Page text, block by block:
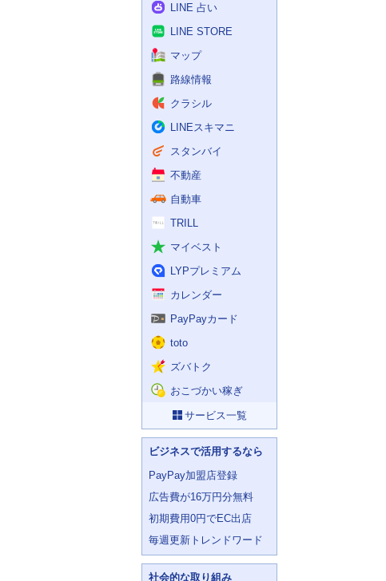
LINE 占い
LINE STORE
マップ
路線情報
クラシル
LINEスキマニ
スタンバイ
不動産
自動車
TRILL
マイベスト
LYPプレミアム
カレンダー
PayPayカード
toto
ズバトク
おこづかい稼ぎ
サービス一覧
ビジネスで活用するなら
PayPay加盟店登録
広告費が16万円分無料
初期費用0円でEC出店
毎週更新トレンドワード
社会的な取り組み